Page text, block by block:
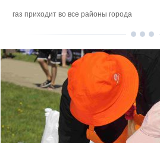
газ приходит во все районы города